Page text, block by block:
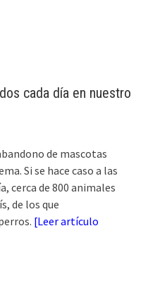
cada día en nuestro
de mascotas
Si se hace caso a las
cerca de 800 animales
de los que
[Leer artículo